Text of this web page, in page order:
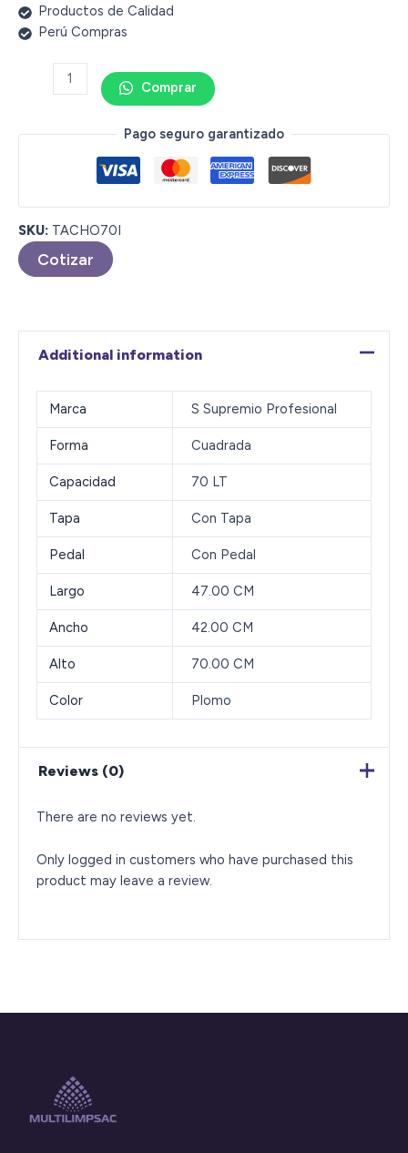
Productos de Calidad
Perú Compras
Comprar
Pago seguro garantizado
SKU: TACHO70I
Cotizar
Additional information
Marca S Supremio Profesional
Forma Cuadrada
Capacidad 70 LT
Tapa Con Tapa
Pedal Con Pedal
Largo 47.00 CM
Ancho 42.00 CM
Alto 70.00 CM
Color Plomo
Reviews (0)
There are no reviews yet.
Only logged in customers who have purchased this
product may leave a review.